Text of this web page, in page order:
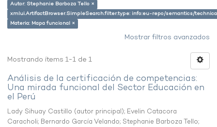
Autor: Stephanie Barboza Tello ×
xmlui.ArtifactBrowser.SimpleSearch.filter.type: info:eu-repo/semantics/
Materia: Mapa funcional ×
Mostrar filtros avanzados
Mostrando ítems 1-1 de 1
Análisis de la certificación de competencias:
Una mirada funcional del Sector Educación en
el Perú
Lady Sihuay Castillo (autor principal); Evelin Catacora
Caracholi; Bernardo García Velando; Stephanie Barboza Tello;